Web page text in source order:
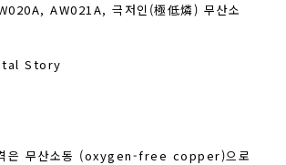
AW021A, 극저인(極低燐) 무산소
Story
은 무산소동 (oxygen-free copper)으로